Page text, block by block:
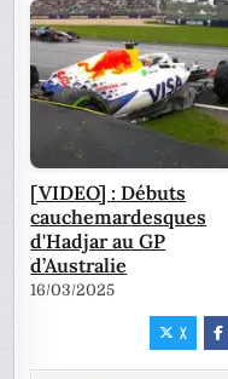
[VIDEO] : Débuts
cauchemardesques
d'Hadjar au GP
d’Australie
16/03/2025
X